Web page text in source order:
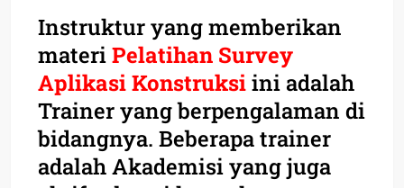
Instruktur yang memberikan
materiPelatihan Survey
Aplikasi Konstruksiini adalah
Trainer yang berpengalaman di
bidangnya. Beberapa trainer
adalah Akademisi yang juga